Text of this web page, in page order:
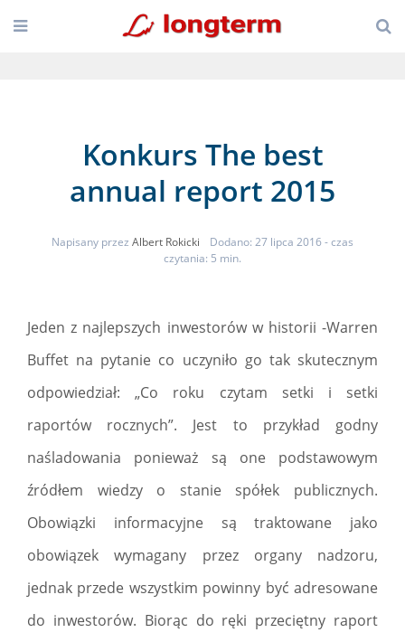
Konkurs The best
annual report 2015
Napisany przez Albert Rokicki Dodano: 27 lipca 2016- czas
czytania: 5 min.
Jeden z najlepszych inwestorów w historii -Warren
Buffet na pytanie co uczyniło go tak skutecznym
odpowiedział: „Co roku czytam setki i setki
raportów rocznych”. Jest to przykład godny
naśladowania ponieważ są one podstawowym
źródłem wiedzy o stanie spółek publicznych.
Obowiązki informacyjne są traktowane jako
obowiązek wymagany przez organy nadzoru,
jednak przede wszystkim powinny być adresowane
do inwestorów. Biorąc do ręki przeciętny raport